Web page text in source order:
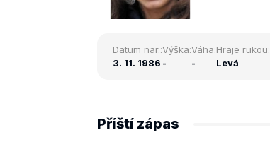
Datum nar.:
3. 11. 1986
Výška:
-
Váha:
-
Hraje rukou:
Levá
Příští zápas